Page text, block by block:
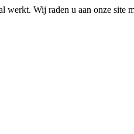
Wij raden u aan onze site